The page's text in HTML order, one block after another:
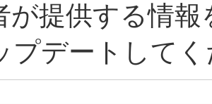
が提供する情
プデートして